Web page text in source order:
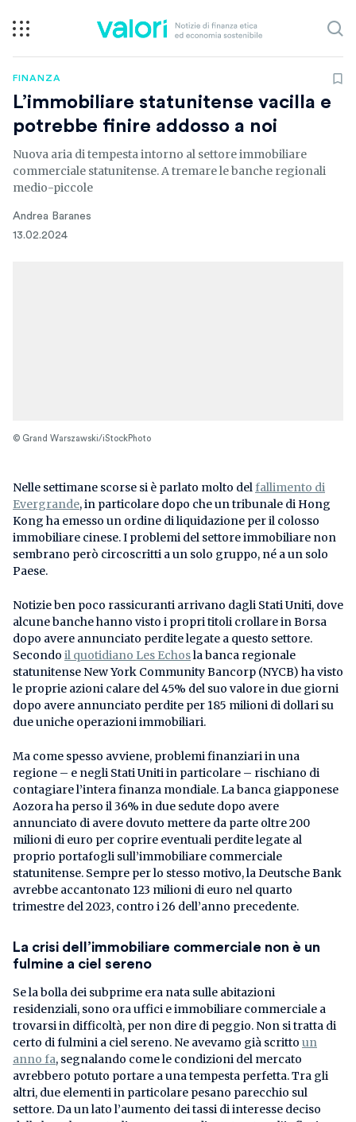
FINANZA
L’immobiliare statunitense vacilla e
potrebbe finire addosso a noi
Nuova aria di tempesta intorno al settore immobiliare
commerciale statunitense. A tremare le banche regionali
medio-piccole
Andrea Baranes
13.02.2024
© Grand Warszawski/iStockPhoto
Nelle settimane scorse si è parlato molto delfallimento di
Evergrande, in particolare dopo che un tribunale di Hong
Kong ha emesso un ordine di liquidazione per il colosso
immobiliare cinese. I problemi del settore immobiliare non
sembrano però circoscritti a un solo gruppo, né a un solo
Paese.
Notizie ben poco rassicuranti arrivano dagli Stati Uniti, dove
alcune banche hanno visto i propri titoli crollare in Borsa
dopo avere annunciato perdite legate a questo settore.
Secondo il quotidiano Les Echosla banca regionale
statunitense New York Community Bancorp (NYCB) ha visto
le proprie azioni calare del 45% del suo valore in due giorni
dopo avere annunciato perdite per 185 milioni di dollari su
due uniche operazioni immobiliari.
Ma come spesso avviene, problemi finanziari in una
regione – e negli Stati Uniti in particolare – rischiano di
contagiare l’intera finanza mondiale. La banca giapponese
Aozora ha perso il 36% in due sedute dopo avere
annunciato di avere dovuto mettere da parte oltre 200
milioni di euro per coprire eventuali perdite legate al
proprio portafogli sull’immobiliare commerciale
statunitense. Sempre per lo stesso motivo, la Deutsche Bank
avrebbe accantonato 123 milioni di euro nel quarto
trimestre del 2023, contro i 26 dell’anno precedente.
La crisi dell’immobiliare commerciale non è un
fulmine a ciel sereno
Se la bolla dei subprime era nata sulle abitazioni
residenziali, sono ora uffici e immobiliare commerciale a
trovarsi in difficoltà, per non dire di peggio. Non si tratta di
certo di fulmini a ciel sereno. Ne avevamo già scritto un
anno fa, segnalando come le condizioni del mercato
avrebbero potuto portare a una tempesta perfetta. Tra gli
altri, due elementi in particolare pesano parecchio sul
settore. Da un lato l’aumento dei tassi di interesse deciso